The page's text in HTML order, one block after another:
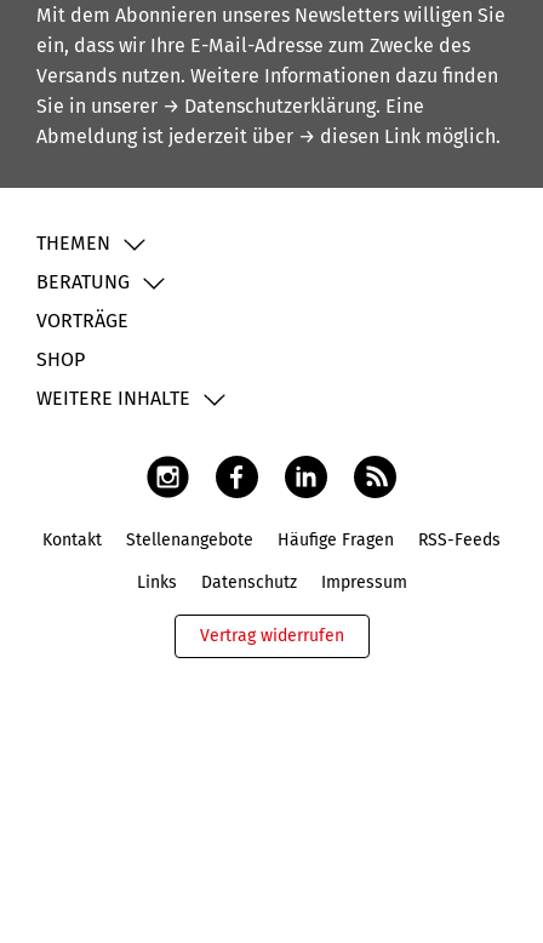
Mit dem Abonnieren unseres Newsletters willigen Sie
ein, dass wir Ihre E-Mail-Adresse zum Zwecke des
Versands nutzen. Weitere Informationen dazu finden
Sie in unserer → Datenschutzerklärung. Eine
Abmeldung ist jederzeit über → diesen Link möglich.
THEMEN
BERATUNG
VORTRÄGE
SHOP
WEITERE INHALTE
Kontakt Stellenangebote Häufige Fragen RSS-Feeds
Links Datenschutz Impressum
Vertrag widerrufen